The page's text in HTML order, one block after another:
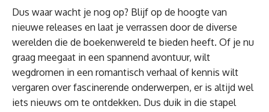
Dus waar wacht je nog op? Blijf op de hoogte van
nieuwe releases en laat je verrassen door de diverse
werelden die de boekenwereld te bieden heeft. Of je nu
graag meegaat in een spannend avontuur, wilt
wegdromen in een romantisch verhaal of kennis wilt
vergaren over fascinerende onderwerpen, er is altijd wel
iets nieuws om te ontdekken. Dus duik in die stapel